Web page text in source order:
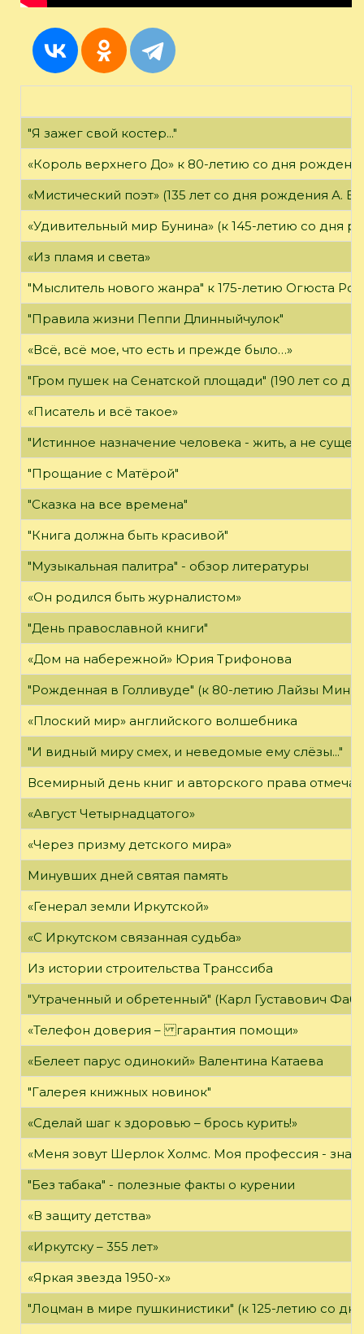
"Я зажег свой костер..."
«Король верхнего До» к 80-летию со дня
«Мистический поэт» (135 лет со дня рождения А.
«Удивительный мир Бунина» (к 145-летию со дня
«Из пламя и света»
"Мыслитель нового жанра" к 175-летию Огюста
"Правила жизни Пеппи Длинныйчулок"
«Всё, всё мое, что есть и прежде было…»
"Гром пушек на Сенатской площади" (190 лет со
«Писатель и всё такое»
"Истинное назначение человека - жить, а не
"Прощание с Матёрой"
"Сказка на все времена"
"Книга должна быть красивой"
"Музыкальная палитра" - обзор литературы
«Он родился быть журналистом»
"День православной книги"
«Дом на набережной» Юрия Трифонова
"Рожденная в Голливуде" (к 80-летию Лайзы
«Плоский мир» английского волшебника
"И видный миру смех, и неведомые ему слёзы..."
Всемирный день книг и авторского права
«Август Четырнадцатого»
«Через призму детского мира»
Минувших дней святая память
«Генерал земли Иркутской»
«С Иркутском связанная судьба»
Из истории строительства Транссиба
"Утраченный и обретенный" (Карл Густавович
«Телефон доверия – гарантия помощи»
«Белеет парус одинокий» Валентина Катаева
"Галерея книжных новинок"
«Сделай шаг к здоровью – брось курить!»
«Меня зовут Шерлок Холмс. Моя профессия - знать
"Без табака" - полезные факты о курении
«В защиту детства»
«Иркутску – 355 лет»
«Яркая звезда 1950-х»
"Лоцман в мире пушкинистики" (к 125-летию со